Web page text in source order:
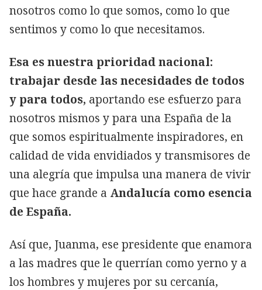
nosotros como lo que somos, como lo que
sentimos y como lo que necesitamos.
Esa es nuestra prioridad nacional:
trabajar desde las necesidades de todos
y para todos, aportando ese esfuerzo para
nosotros mismos y para una España de la
que somos espiritualmente inspiradores, en
calidad de vida envidiados y transmisores de
una alegría que impulsa una manera de vivir
que hace grande a Andalucía como esencia
de España.
Así que, Juanma, ese presidente que enamora
a las madres que le querrían como yerno y a
los hombres y mujeres por su cercanía,